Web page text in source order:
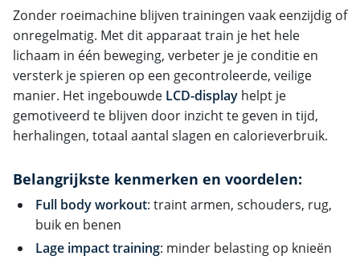
Zonder roeimachine blijven trainingen vaak eenzijdig of
onregelmatig. Met dit apparaat train je het hele
lichaam in één beweging, verbeter je je conditie en
versterk je spieren op een gecontroleerde, veilige
manier. Het ingebouwde LCD-display helpt je
gemotiveerd te blijven door inzicht te geven in tijd,
herhalingen, totaal aantal slagen en calorieverbruik.
Belangrijkste kenmerken en voordelen:
Full body workout: traint armen, schouders, rug,
buik en benen
Lage impact training: minder belasting op knieën